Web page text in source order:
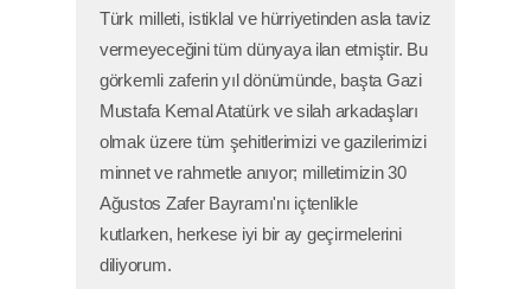
Türk milleti, istiklal ve hürriyetinden asla taviz
vermeyeceğini tüm dünyaya ilan etmiştir. Bu
görkemli zaferin yıl dönümünde, başta Gazi
Mustafa Kemal Atatürk ve silah arkadaşları
olmak üzere tüm şehitlerimizi ve gazilerimizi
minnet ve rahmetle anıyor; milletimizin 30
Ağustos Zafer Bayramı'nı içtenlikle
kutlarken, herkese iyi bir ay geçirmelerini
diliyorum.